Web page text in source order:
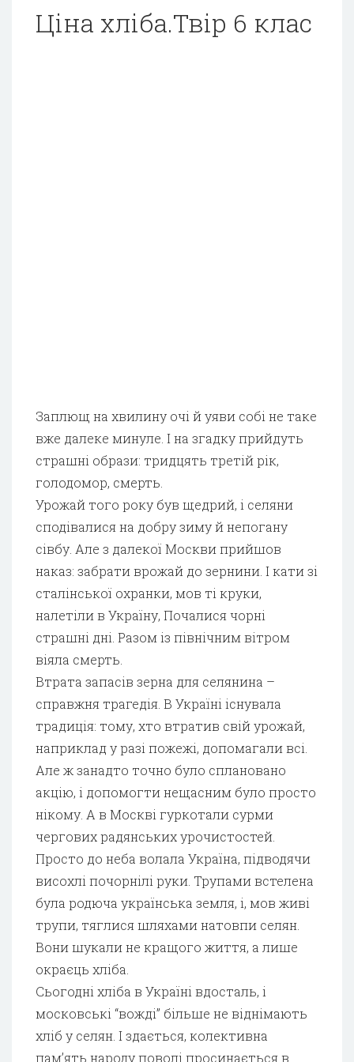
Ціна хліба.Твір 6 клас
Заплющ на хвилину очі й уяви собі не таке
вже далеке минуле. І на згадку прийдуть
страшні образи: тридцять третій рік,
голодомор, смерть.
Урожай того року був щедрий, і селяни
сподівалися на добру зиму й непогану
сівбу. Але з далекої Москви прийшов
наказ: забрати врожай до зернини. І кати зі
сталінської охранки, мов ті круки,
налетіли в Україну, Почалися чорні
страшні дні. Разом із північним вітром
віяла смерть.
Втрата запасів зерна для селянина –
справжня трагедія. В Україні існувала
традиція: тому, хто втратив свій урожай,
наприклад у разі пожежі, допомагали всі.
Але ж занадто точно було сплановано
акцію, і допомогти нещасним було просто
нікому. А в Москві гуркотали сурми
чергових радянських урочистостей.
Просто до неба волала Україна, підводячи
висохлі почорнілі руки. Трупами встелена
була родюча українська земля, і, мов живі
трупи, тяглися шляхами натовпи селян.
Вони шукали не кращого життя, а лише
окраєць хліба.
Сьогодні хліба в Україні вдосталь, і
московські “вожді” більше не віднімають
хліб у селян. І здається, колективна
пам’ять народу поволі просинається в